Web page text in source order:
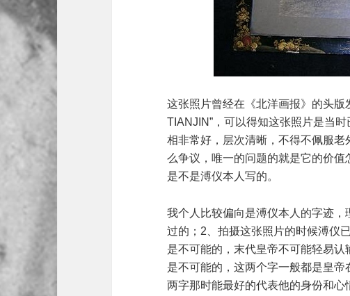
这张照片曾经在《北洋画报》的头版
TIANJIN”，可以得知这张照片是当
相非常好，层次清晰，不得不佩服
么争议，唯一的问题的就是它的价
是不是溥仪本人写的。
我个人比较偏向是溥仪本人的字迹
过的；2、拍摄这张照片的时候溥仪
是不可能的，末代皇帝不可能轻易认
是不可能的，这两个字一般都是皇帝
两字那时能最好的代表他的身份和